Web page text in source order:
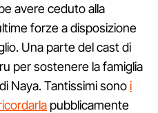
avere ceduto alla
forze a disposizione
Una parte del cast di
per sostenere la famiglia
Naya. Tantissimi sonoi
pubblicamente